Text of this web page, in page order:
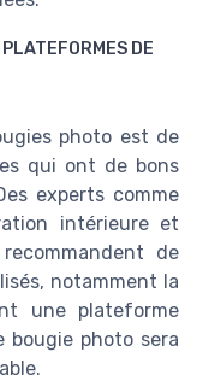
DE
photo est de
qui ont de bons
experts comme
intérieure et
de
notamment la
une plateforme
bougie photo sera